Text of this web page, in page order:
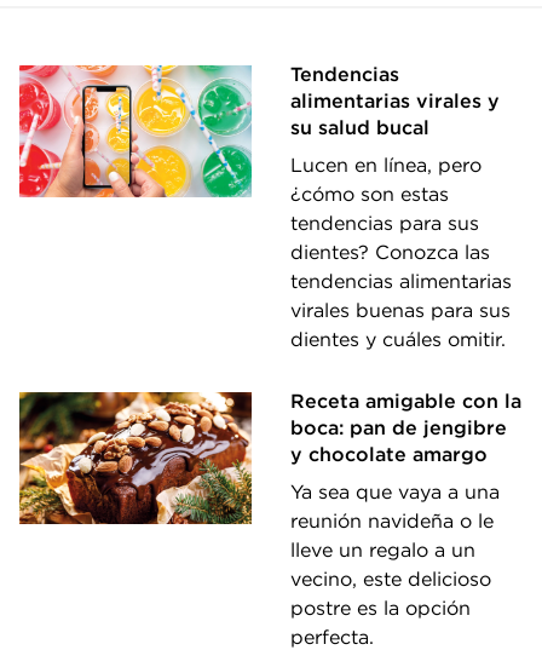
Tendencias
alimentarias virales y
su salud bucal
Lucen en línea, pero
¿cómo son estas
tendencias para sus
dientes? Conozca las
tendencias alimentarias
virales buenas para sus
dientes y cuáles omitir.
Receta amigable con la
boca: pan de jengibre
y chocolate amargo
Ya sea que vaya a una
reunión navideña o le
lleve un regalo a un
vecino, este delicioso
postre es la opción
perfecta.